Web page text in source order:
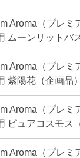
Aroma（プレミ
ムーンリットバ
Aroma（プレミ
紫陽花（企画品
Aroma（プレミ
ピュアコスモス
Aroma（プレミ